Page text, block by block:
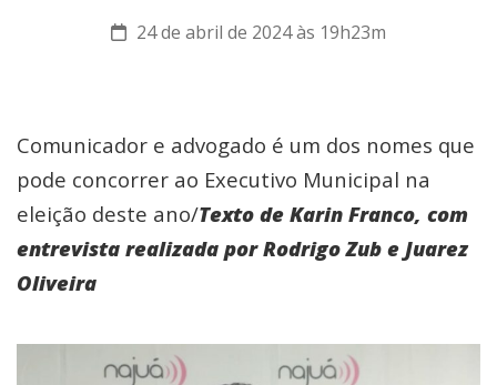
24 de abril de 2024 às 19h23m
Comunicador e advogado é um dos nomes que
pode concorrer ao Executivo Municipal na
eleição deste ano/Texto de Karin Franco, com
entrevista realizada por Rodrigo Zub e Juarez
Oliveira